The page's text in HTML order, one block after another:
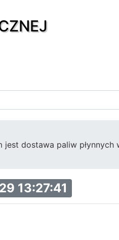
jest dostawa paliw
13:27:41